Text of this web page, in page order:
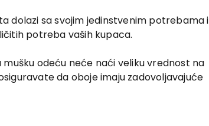
dolazi sa svojim jedinstvenim potrebama i
potreba vaših kupaca.
odeću neće naći veliku vrednost na
da oboje imaju zadovoljavajuće